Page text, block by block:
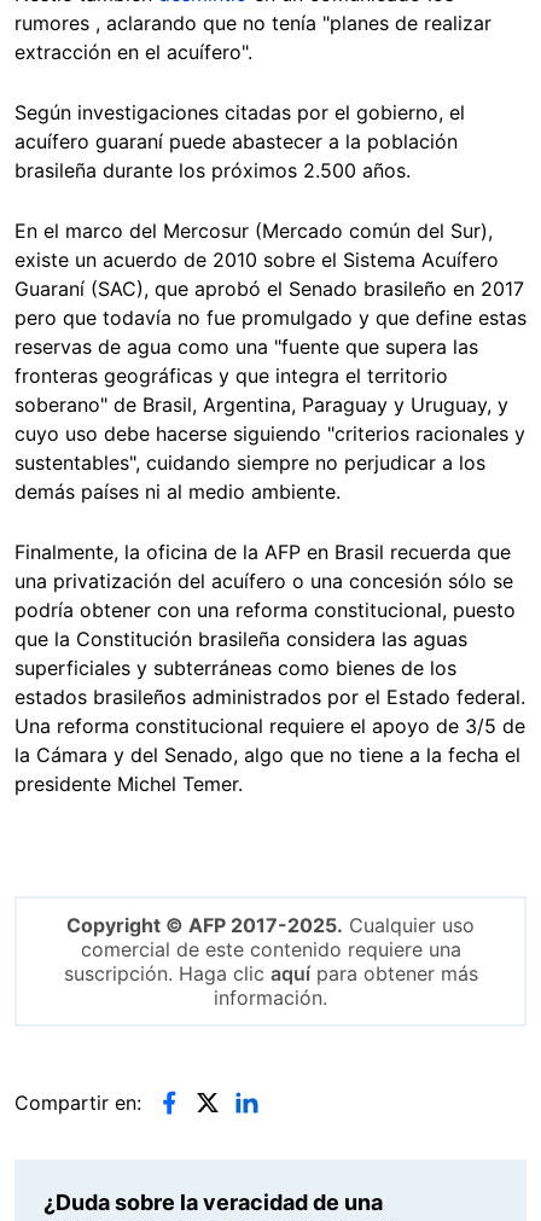
rumores , aclarando que no tenía "planes de realizar
extracción en el acuífero".
Según investigaciones citadas por el gobierno, el
acuífero guaraní puede abastecer a la población
brasileña durante los próximos 2.500 años.
En el marco del Mercosur (Mercado común del Sur),
existe un acuerdo de 2010 sobre el Sistema Acuífero
Guaraní (SAC), que aprobó el Senado brasileño en 2017
pero que todavía no fue promulgado y que define estas
reservas de agua como una "fuente que supera las
fronteras geográficas y que integra el territorio
soberano" de Brasil, Argentina, Paraguay y Uruguay, y
cuyo uso debe hacerse siguiendo "criterios racionales y
sustentables", cuidando siempre no perjudicar a los
demás países ni al medio ambiente.
Finalmente, la oficina de la AFP en Brasil recuerda que
una privatización del acuífero o una concesión sólo se
podría obtener con una reforma constitucional, puesto
que la Constitución brasileña considera las aguas
superficiales y subterráneas como bienes de los
estados brasileños administrados por el Estado federal.
Una reforma constitucional requiere el apoyo de 3/5 de
la Cámara y del Senado, algo que no tiene a la fecha el
presidente Michel Temer.
Copyright © AFP 2017-2025. Cualquier uso
comercial de este contenido requiere una
suscripción. Haga clic aquípara obtener más
información.
Compartir en:
¿Duda sobre la veracidad de una